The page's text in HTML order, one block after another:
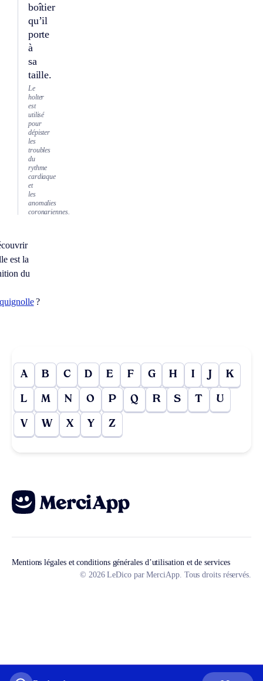
boîtier
qu’il
porte
à
sa
taille.
Le
holter
est
utilisé
pour
dépister
les
troubles
du
rythme
cardiaque
et
les
anomalies
coronariennes.
est la
du
?
A B C D E F G H I J K
L M N O P Q R S T U
V W X Y Z
Mentions légales et conditions générales d’utilisation et de services
© 2026 LeDico par MerciApp. Tous droits réservés.